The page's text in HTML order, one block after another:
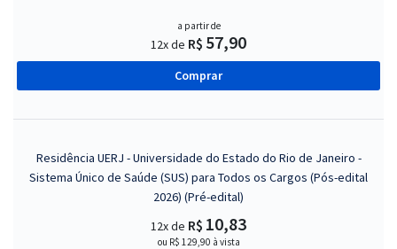
a partir de
12x de R$ 57,90
Comprar
Residência UERJ - Universidade do Estado do Rio de Janeiro -
Sistema Único de Saúde (SUS) para Todos os Cargos (Pós-edital
2026) (Pré-edital)
12x de R$ 10,83
ou R$ 129,90 à vista